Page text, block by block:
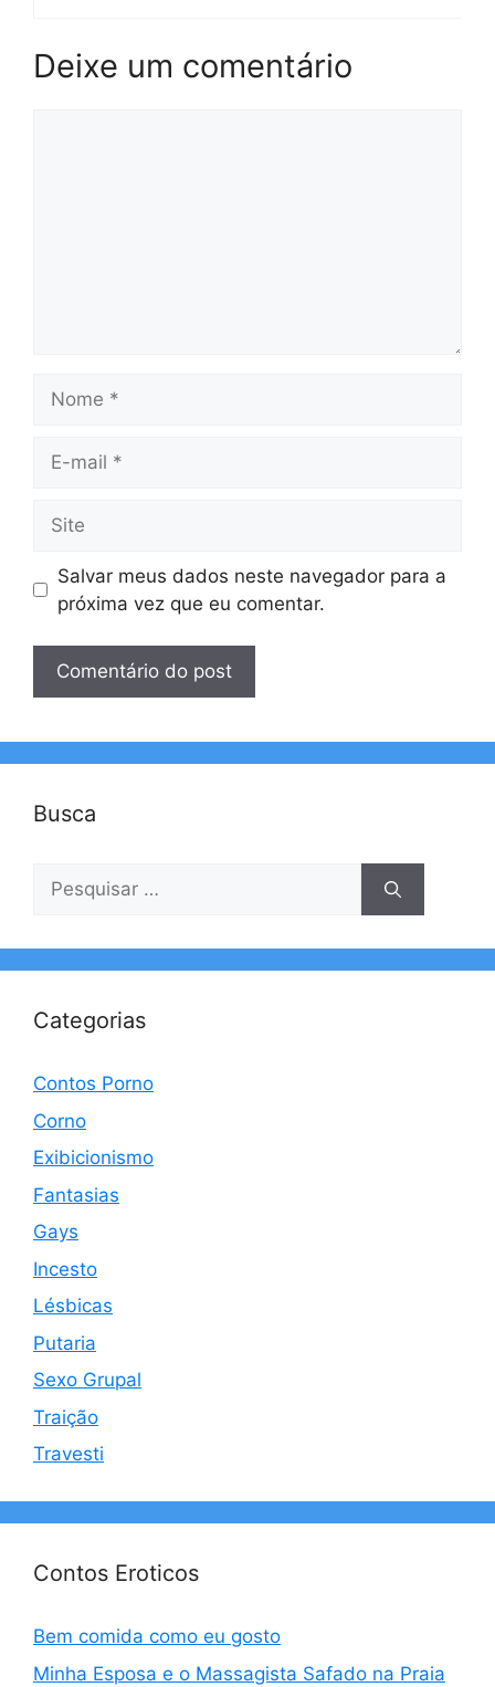
Deixe um comentário
mail
Salvar meus dados neste navegador para a
próxima vez que eu comentar.
Busca
Pesquisar
Categorias
Contos Porno
Corno
Exibicionismo
Fantasias
Gays
Incesto
Lésbicas
Putaria
Sexo Grupal
Traição
Travesti
Contos Eroticos
Bem comida como eu gosto
Minha Esposa e o Massagista Safado na Praia